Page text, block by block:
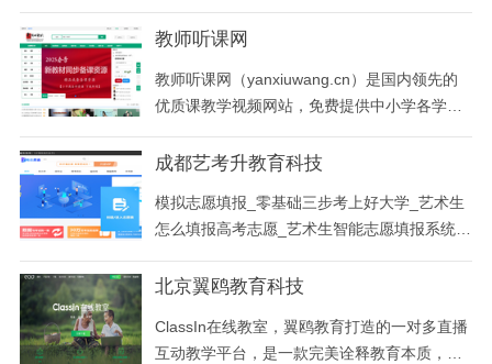
提供全方位的报考
教师听课网
教师听课网（yanxiuwang.cn）是国内领先的
优质课教学视频网站，免费提供中小学各学科
及配套教案课件,视频包括高中各学科教学视
频、幼儿教学视频。视频种类涵概优质课教学
视频、观摩课教学视频、公开课教学视频 、教
研课教学视
成都艺考升教育科技
模拟志愿填报_零基础三步考上好大学_艺术生
怎么填报高考志愿_艺术生智能志愿填报系统_
与步骤_艺术生填报志愿的方法与步骤_艺考的
表
北京翼鸥教育科技
ClassIn在线教室，翼鸥教育打造的一对多直播
互动教学平台，是一款完美诠释教育本质，还